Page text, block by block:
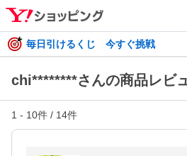
毎日引けるくじ 今すぐ挑戦
chi********さんの商品レビ
1 - 10件 / 14件